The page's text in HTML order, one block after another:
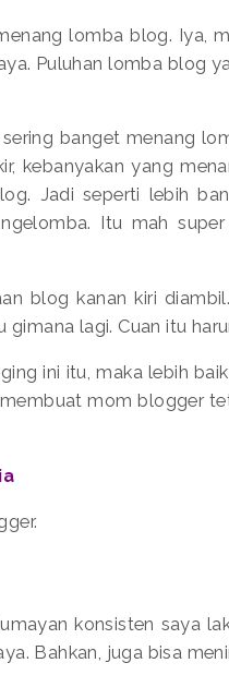
lomba blog. Iya,
Puluhan lomba blog
banget menang
kebanyakan yang
Jadi seperti lebih
Itu mah super
blog kanan kiri
gimana lagi. Cuan itu
ini itu, maka lebih
mom blogger
konsisten saya
Bahkan, juga bisa